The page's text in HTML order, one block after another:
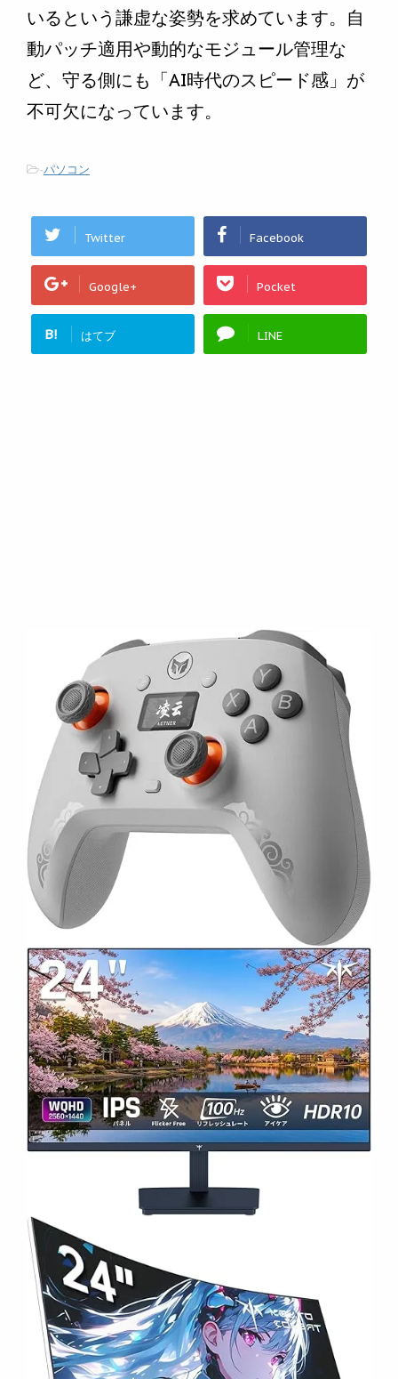
いるという謙虚な姿勢を求めています。自
動パッチ適用や動的なモジュール管理な
ど、守る側にも「AI時代のスピード感」が
不可欠になっています。
-パソコン
Twitter Facebook
Google+ Pocket
B! はてブ LINE